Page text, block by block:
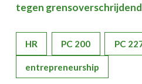
tegen
HR PC 200 PC
entrepreneurship